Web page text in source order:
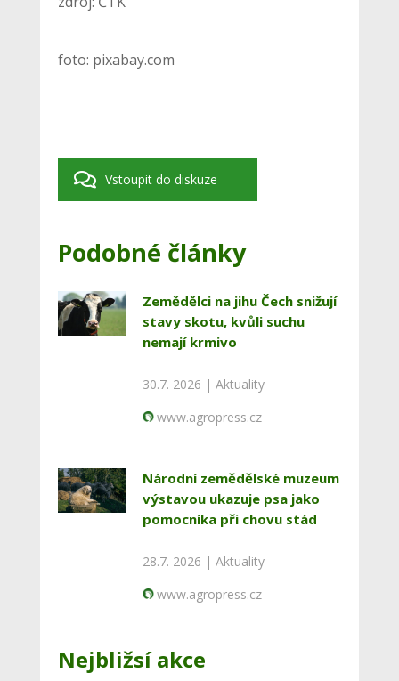
foto: pixabay.com
Vstoupit do diskuze
Podobné články
Zemědělci na jihu Čech snižují
stavy skotu, kvůli suchu
nemají krmivo
30.7. 2026 | Aktuality
www.agropress.cz
Národní zemědělské muzeum
výstavou ukazuje psa jako
pomocníka při chovu stád
28.7. 2026 | Aktuality
www.agropress.cz
Nejbližsí akce